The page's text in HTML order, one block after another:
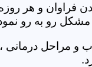
فراوان و هر
مشکل رو به رو
درمانی